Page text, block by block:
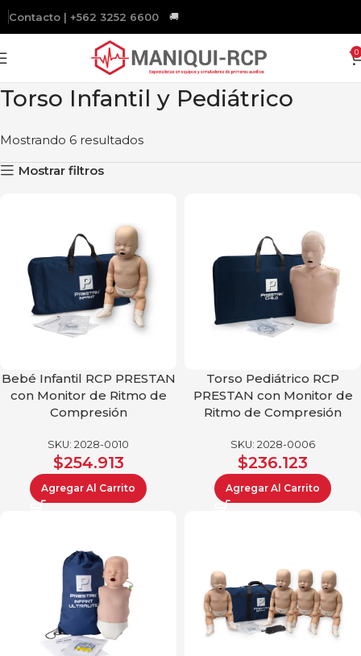
Contacto | +562 3252 6600 🚚
0
Torso Infantil y Pediátrico
Mostrando 6 resultados
Mostrar filtros
Bebé Infantil RCP PRESTAN
con Monitor de Ritmo de
Compresión
SKU: 2028-0010
$254.913
Agregar Al Carrito
Torso Pediátrico RCP
PRESTAN con Monitor de
Ritmo de Compresión
SKU: 2028-0006
$236.123
Agregar Al Carrito